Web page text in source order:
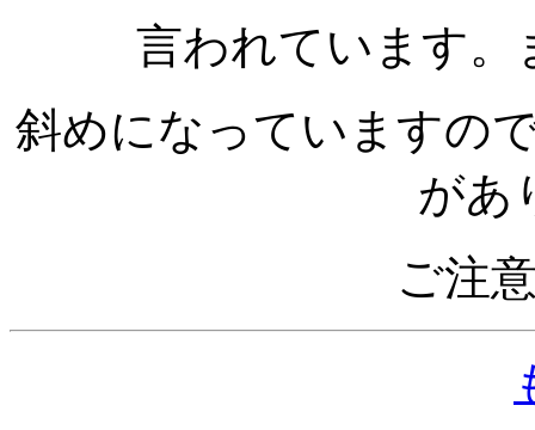
言われています。
斜めになっていますの
があ
ご注